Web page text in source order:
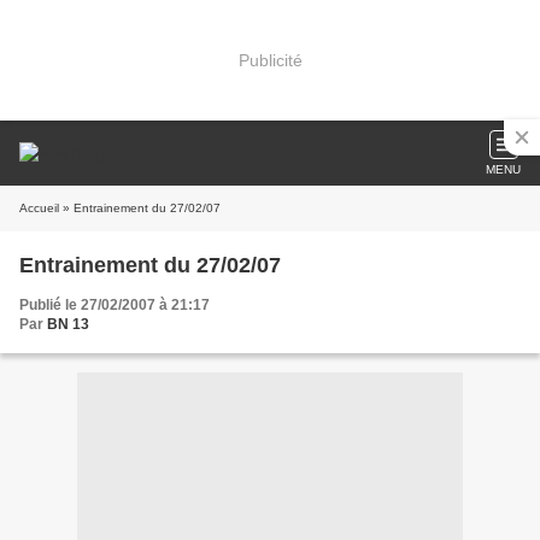
Publicité
MENU
Accueil » Entrainement du 27/02/07
Entrainement du 27/02/07
Publié le 27/02/2007 à 21:17
Par BN 13